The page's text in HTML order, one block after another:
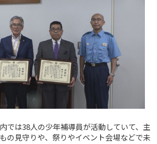
では38人の少年補導員が活動していて、主
の見守りや、祭りやイベント会場などで未